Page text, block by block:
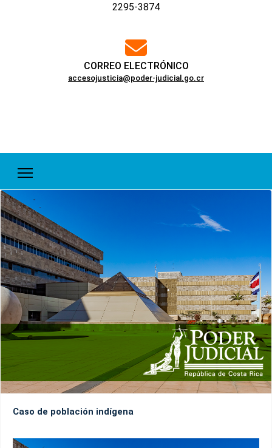
2295-3874
far
envelope
CORREO ELECTRÓNICO
accesojusticia@poder-judicial.go.cr
Caso de población indígena